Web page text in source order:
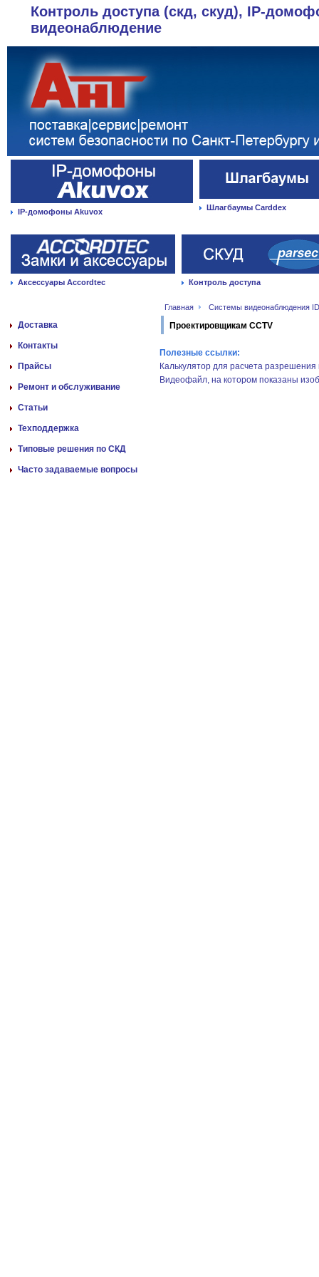
Контроль доступа (скд, скуд), IP-
видеонаблюдение
IP-домофоны Akuvox Шлагбаумы Carddex
Аксессуары Accordtec Контроль доступа
Главная Системы видеонаблюдения
Доставка
Контакты
Прайсы
Ремонт и обслуживание
Статьи
Техподдержка
Типовые решения по СКД
Часто задаваемые вопросы
Проектировщикам CCTV
Полезные ссылки:
Калькулятор для расчета
Видеофайл, на котором показаны